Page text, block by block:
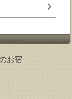
chevron_right
お宿